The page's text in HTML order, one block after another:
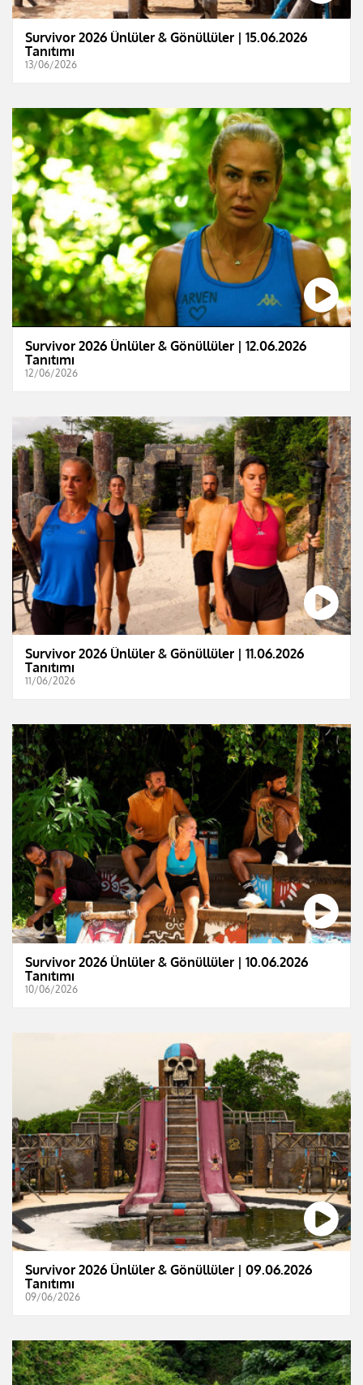
Survivor 2026 Ünlüler & Gönüllüler | 15.06.2026
Tanıtımı
13/06/2026
Survivor 2026 Ünlüler & Gönüllüler | 12.06.2026
Tanıtımı
12/06/2026
Survivor 2026 Ünlüler & Gönüllüler | 11.06.2026
Tanıtımı
11/06/2026
Survivor 2026 Ünlüler & Gönüllüler | 10.06.2026
Tanıtımı
10/06/2026
Survivor 2026 Ünlüler & Gönüllüler | 09.06.2026
Tanıtımı
09/06/2026